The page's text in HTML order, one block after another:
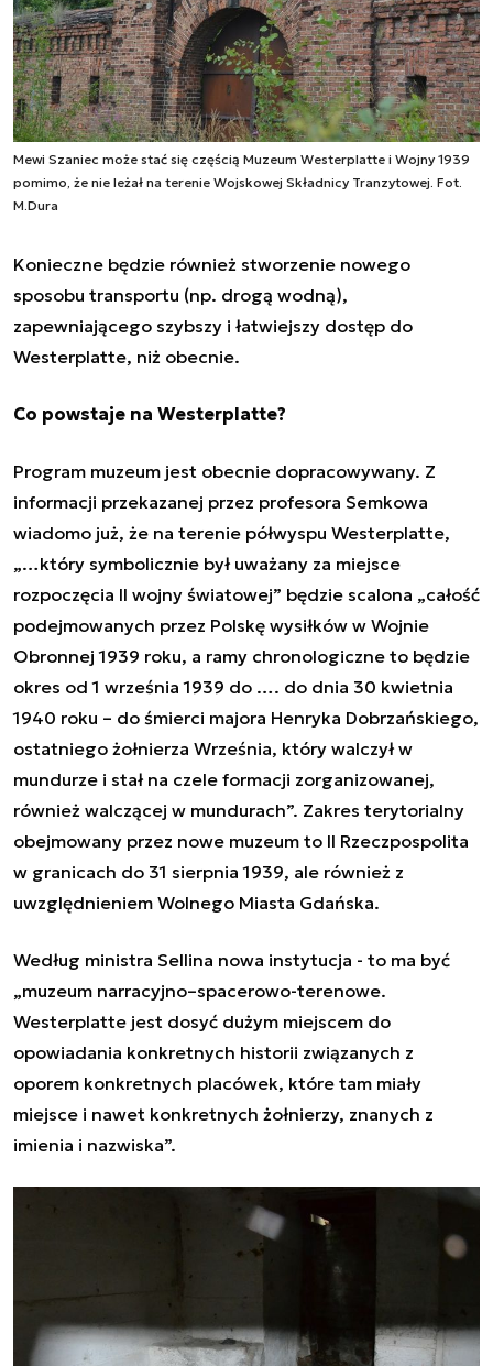
Mewi Szaniec może stać się częścią Muzeum Westerplatte i Wojny 1939
pomimo, że nie leżał na terenie Wojskowej Składnicy Tranzytowej. Fot.
M.Dura
Konieczne będzie również stworzenie nowego
sposobu transportu (np. drogą wodną),
zapewniającego szybszy i łatwiejszy dostęp do
Westerplatte, niż obecnie.
Co powstaje na Westerplatte?
Program muzeum jest obecnie dopracowywany. Z
informacji przekazanej przez profesora Semkowa
wiadomo już, że na terenie półwyspu Westerplatte,
„…który symbolicznie był uważany za miejsce
rozpoczęcia II wojny światowej” będzie scalona „całość
podejmowanych przez Polskę wysiłków w Wojnie
Obronnej 1939 roku, a ramy chronologiczne to będzie
okres od 1 września 1939 do …. do dnia 30 kwietnia
1940 roku – do śmierci majora Henryka Dobrzańskiego,
ostatniego żołnierza Września, który walczył w
mundurze i stał na czele formacji zorganizowanej,
również walczącej w mundurach”. Zakres terytorialny
obejmowany przez nowe muzeum to II Rzeczpospolita
w granicach do 31 sierpnia 1939, ale również z
uwzględnieniem Wolnego Miasta Gdańska.
Według ministra Sellina nowa instytucja - to ma być
„muzeum narracyjno–spacerowo-terenowe.
Westerplatte jest dosyć dużym miejscem do
opowiadania konkretnych historii związanych z
oporem konkretnych placówek, które tam miały
miejsce i nawet konkretnych żołnierzy, znanych z
imienia i nazwiska”.